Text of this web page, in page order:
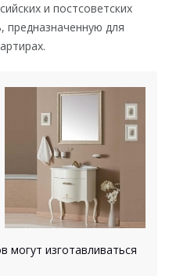
и постсоветских
для
могут изготавливаться